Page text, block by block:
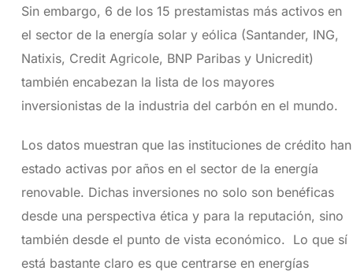
Sin embargo, 6 de los 15 prestamistas más activos en
el sector de la energía solar y eólica (Santander, ING,
Natixis, Credit Agricole, BNP Paribas y Unicredit)
también encabezan la lista de los mayores
inversionistas de la industria del carbón en el mundo.
Los datos muestran que las instituciones de crédito han
estado activas por años en el sector de la energía
renovable. Dichas inversiones no solo son benéficas
desde una perspectiva ética y para la reputación, sino
también desde el punto de vista económico. Lo que sí
está bastante claro es que centrarse en energías